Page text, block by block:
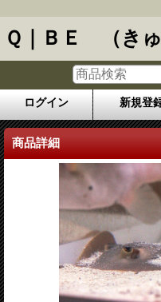
Ｑ｜ＢＥ （きゅ
ログイン 新規登
商品詳細